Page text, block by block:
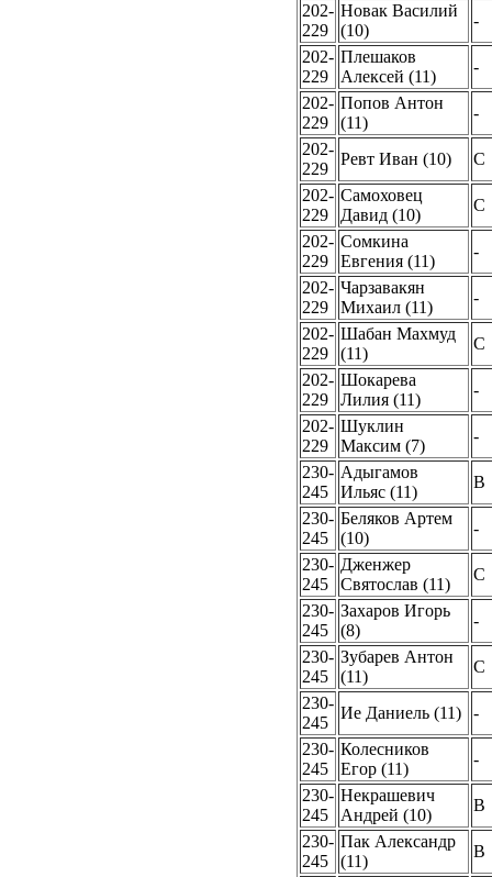
202-
229
Новак Василий
(10)
-
202-
229
Плешаков
Алексей (11)
-
202-
229
Попов Антон
(11)
-
202-
229
Ревт Иван (10)
C
202-
229
Самоховец
Давид (10)
C
202-
229
Сомкина
Евгения (11)
-
202-
229
Чарзавакян
Михаил (11)
-
202-
229
Шабан Махмуд
(11)
C
202-
229
Шокарева
Лилия (11)
-
202-
229
Шуклин
Максим (7)
-
230-
245
Адыгамов
Ильяс (11)
B
230-
245
Беляков Артем
(10)
-
230-
245
Дженжер
Святослав (11)
C
230-
245
Захаров Игорь
(8)
-
230-
245
Зубарев Антон
(11)
C
230-
245
Ие Даниель (11)
-
230-
245
Колесников
Егор (11)
-
230-
245
Некрашевич
Андрей (10)
B
230-
245
Пак Александр
(11)
B